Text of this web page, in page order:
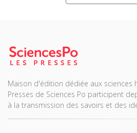
Maison d'édition dédiée aux sciences
Presses de Sciences Po participent
à la transmission des savoirs et des